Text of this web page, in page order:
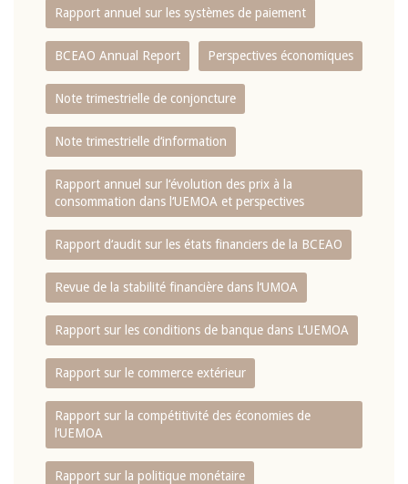
Rapport annuel sur les systèmes de paiement
BCEAO Annual Report Perspectives économiques
Note trimestrielle de conjoncture
Note trimestrielle d‘information
Rapport annuel sur l‘évolution des prix à la
consommation dans l‘UEMOA et perspectives
Rapport d‘audit sur les états financiers de la BCEAO
Revue de la stabilité financière dans l‘UMOA
Rapport sur les conditions de banque dans L‘UEMOA
Rapport sur le commerce extérieur
Rapport sur la compétitivité des économies de
l‘UEMOA
Rapport sur la politique monétaire